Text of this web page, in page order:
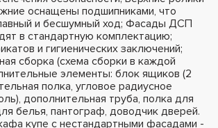
оснащены подшипниками, что
и бесшумный ход; Фасады ДСП
в стандартную комплектацию;
и гигиенических заключений;
сборка (схема сборки в каждой
элементы: блок ящиков (2
полка, угловое радиусное
дополнительная труба, полка для
белья, пантограф, доводчик дверей.
купе с нестандартными фасадами -